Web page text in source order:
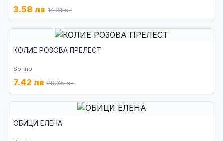
3.58 лв 14.31 лв
КОЛИЕ РОЗОВА ПРЕЛЕСТ
Sonno
7.42 лв 29.65 лв
ОБИЦИ ЕЛЕНА